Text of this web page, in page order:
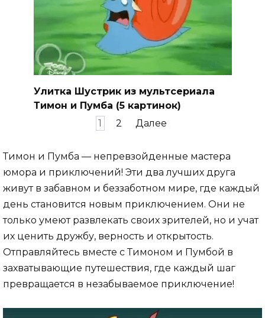
Улитка Шустрик из мультсериала
Тимон и Пумба (5 картинок)
1 2 Далее
Тимон и Пумба — непревзойденные мастера
юмора и приключений! Эти два лучших друга
живут в забавном и беззаботном мире, где каждый
день становится новым приключением. Они не
только умеют развлекать своих зрителей, но и учат
их ценить дружбу, верность и открытость.
Отправляйтесь вместе с Тимоном и Пумбой в
захватывающие путешествия, где каждый шаг
превращается в незабываемое приключение!